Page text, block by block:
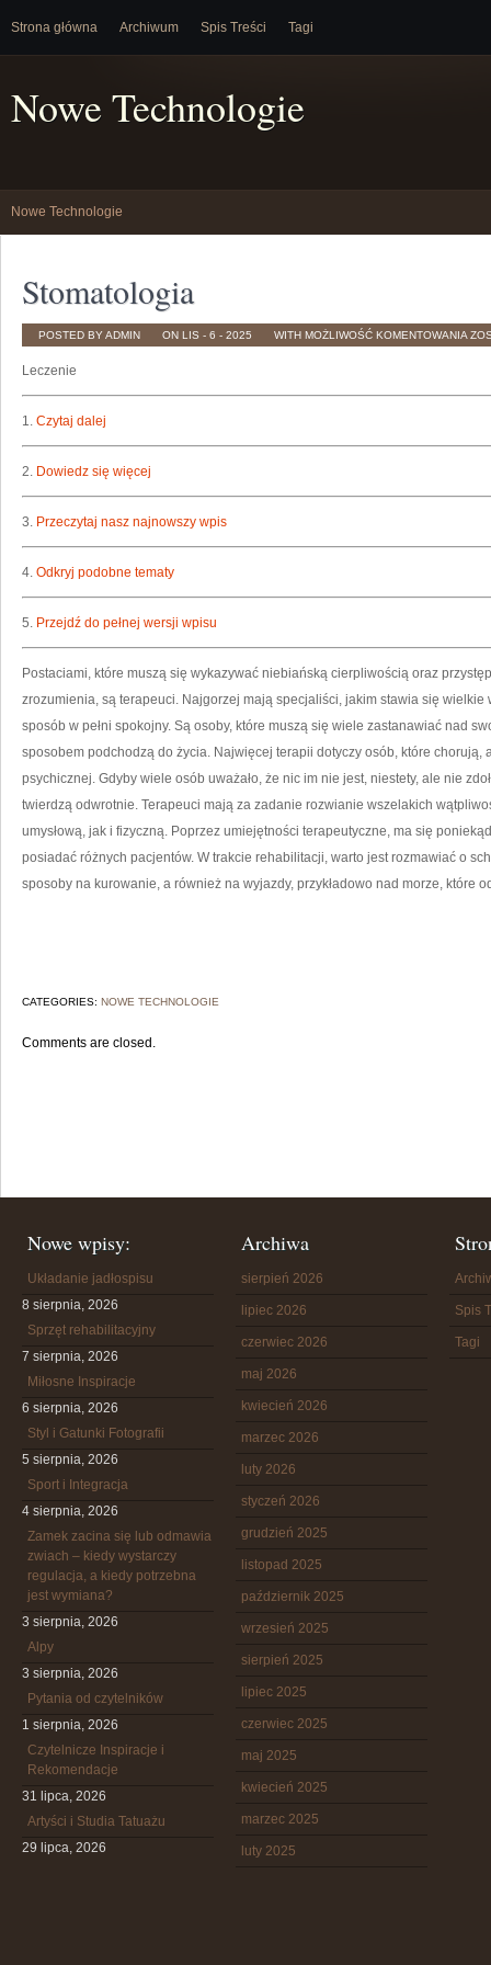
Strona główna Archiwum Spis Treści Tagi
Nowe Technologie
Nowe Technologie
Stomatologia
POSTED BY ADMIN ON LIS - 6 - 2025 WITH MOŻLIWOŚĆ KOMENTOWANIA
Leczenie
1. Czytaj dalej
2. Dowiedz się więcej
3. Przeczytaj nasz najnowszy wpis
4. Odkryj podobne tematy
5. Przejdź do pełnej wersji wpisu
Postaciami, które muszą się wykazywać niebiańską cierpliwością oraz
zrozumienia, są terapeuci. Najgorzej mają specjaliści, jakim stawia się
sposób w pełni spokojny. Są osoby, które muszą się wiele zastanawiać nad
sposobem podchodzą do życia. Najwięcej terapii dotyczy osób, które chorują,
psychicznej. Gdyby wiele osób uważało, że nic im nie jest, niestety, ale nie
twierdzą odwrotnie. Terapeuci mają za zadanie rozwianie wszelakich
umysłową, jak i fizyczną. Poprzez umiejętności terapeutyczne, ma się
posiadać różnych pacjentów. W trakcie rehabilitacji, warto jest rozmawiać o
sposoby na kurowanie, a również na wyjazdy, przykładowo nad morze, które
CATEGORIES: NOWE TECHNOLOGIE
Comments are closed.
Nowe wpisy:
Układanie jadłospisu
8 sierpnia, 2026
Sprzęt rehabilitacyjny
7 sierpnia, 2026
Miłosne Inspiracje
6 sierpnia, 2026
Styl i Gatunki Fotografii
5 sierpnia, 2026
Sport i Integracja
4 sierpnia, 2026
Zamek zacina się lub odmawia
zwiach – kiedy wystarczy
regulacja, a kiedy potrzebna
jest wymiana?
3 sierpnia, 2026
Alpy
3 sierpnia, 2026
Pytania od czytelników
1 sierpnia, 2026
Czytelnicze Inspiracje i
Rekomendacje
31 lipca, 2026
Artyści i Studia Tatuażu
29 lipca, 2026
Archiwa
sierpień 2026
lipiec 2026
czerwiec 2026
maj 2026
kwiecień 2026
marzec 2026
luty 2026
styczeń 2026
grudzień 2025
listopad 2025
październik 2025
wrzesień 2025
sierpień 2025
lipiec 2025
czerwiec 2025
maj 2025
kwiecień 2025
marzec 2025
luty 2025
Spis
Tagi